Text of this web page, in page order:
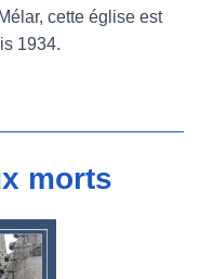
cette église est
1934.
morts